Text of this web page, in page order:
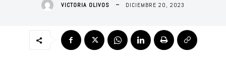
VICTORIA OLIVOS DICIEMBRE 20, 2023